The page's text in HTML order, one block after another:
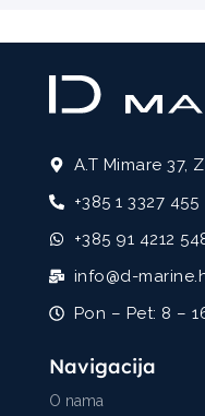
A.T Mimare 37,
+385 1 3327 455
+385 91 4212
info@d-
Pon – Pet: 8 –
Navigacija
O nama